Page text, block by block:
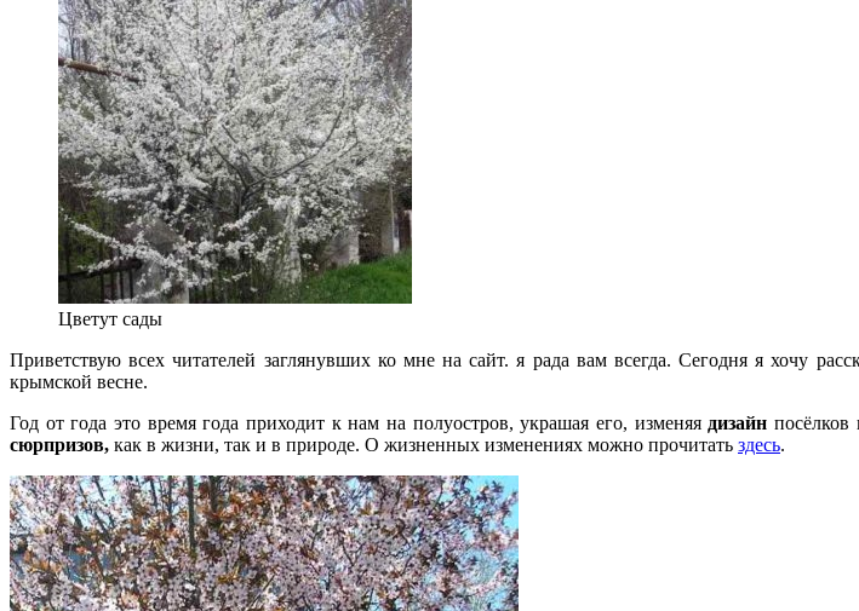
Цветут сады
Приветствую всех читателей заглянувших ко мне на сайт. я рада вам всегда. Сегодня я хочу
крымской весне.
Год от года это время года приходит к нам на полуостров, украшая его, изменяя дизайн
сюрпризов, как в жизни, так и в природе. О жизненных изменениях можно прочитать здесь.